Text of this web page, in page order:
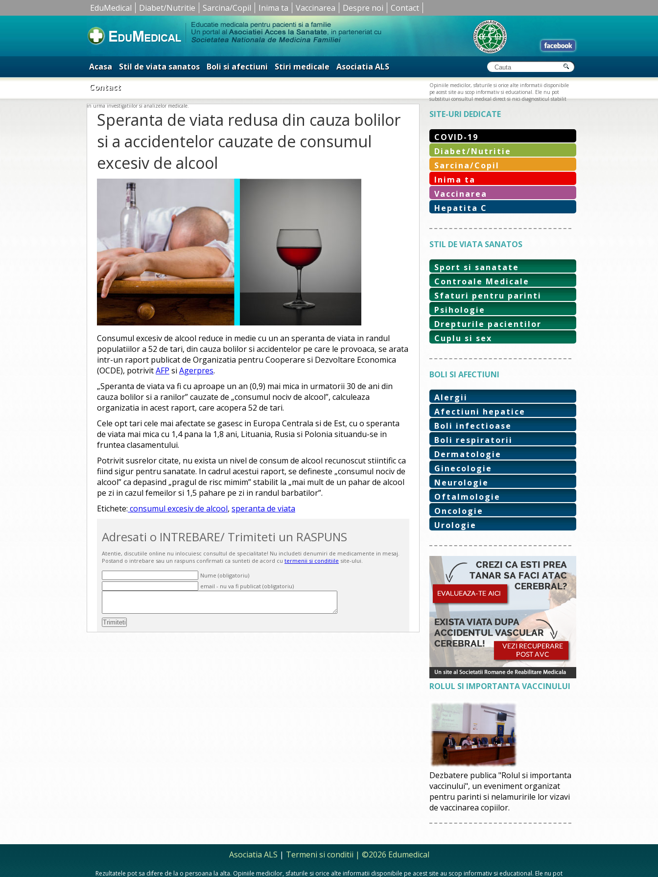
EduMedical Diabet/Nutritie Sarcina/Copil Inima ta Vaccinarea Despre noi Contact
Acasa Stil de viata sanatos Boli si afectiuni Stiri medicale
Asociatia ALS
Contact
Opiniile medicilor, sfaturile si orice alte informatii disponibile
pe acest site au scop informativ si educational. Ele nu pot
substitui consultul medical direct si nici diagnosticul stabilit
in urma investigatiilor si analizelor medicale.
Speranta de viata redusa din cauza bolilor
si a accidentelor cauzate de consumul
excesiv de alcool
Consumul excesiv de alcool reduce in medie cu un an speranta de viata in randul
populatiilor a 52 de tari, din cauza bolilor si accidentelor pe care le provoaca, se arata
intr-un raport publicat de Organizatia pentru Cooperare si Dezvoltare Economica
(OCDE), potrivitAFP si Agerpres.
„Speranta de viata va fi cu aproape un an (0,9) mai mica in urmatorii 30 de ani din
cauza bolilor si a ranilor” cauzate de „consumul nociv de alcool”, calculeaza
organizatia in acest raport, care acopera 52 de tari.
Cele opt tari cele mai afectate se gasesc in Europa Centrala si de Est, cu o speranta
de viata mai mica cu 1,4 pana la 1,8 ani, Lituania, Rusia si Polonia situandu-se in
fruntea clasamentului.
Potrivit susrelor citate, nu exista un nivel de consum de alcool recunoscut stiintific ca
fiind sigur pentru sanatate. In cadrul acestui raport, se defineste „consumul nociv de
alcool” ca depasind „pragul de risc mimim” stabilit la „mai mult de un pahar de alcool
pe zi in cazul femeilor si 1,5 pahare pe zi in randul barbatilor”.
Etichete: consumul excesiv de alcool, speranta de viata
Adresati o INTREBARE/ Trimiteti un RASPUNS
Atentie, discutiile online nu inlocuiesc consultul de specialitate! Nu includeti denumiri de medicamente in mesaj.
Postand o intrebare sau un raspuns confirmati ca sunteti de acord cu termenii si conditiile site-ului.
Nume (obligatoriu)
email - nu va fi publicat (obligatoriu)
SITE-URI DEDICATE
COVID-19
Diabet/Nutritie
Sarcina/Copil
Inima ta
Vaccinarea
Hepatita C
STIL DE VIATA SANATOS
Sport si sanatate
Controale Medicale
Sfaturi pentru parinti
Psihologie
Drepturile pacientilor
Cuplu si sex
BOLI SI AFECTIUNI
Alergii
Afectiuni hepatice
Boli infectioase
Boli respiratorii
Dermatologie
Ginecologie
Neurologie
Oftalmologie
Oncologie
Urologie
ROLUL SI IMPORTANTA VACCINULUI
Dezbatere publica "Rolul si importanta
vaccinului", un eveniment organizat
pentru parinti si nelamuririle lor vizavi
de vaccinarea copiilor.
Asociatia ALS | Termeni si conditii | ©2026 Edumedical
Rezultatele pot sa difere de la o persoana la alta. Opiniile medicilor, sfaturile si orice alte informatii disponibile pe acest site au scop informativ si educational. Ele nu pot